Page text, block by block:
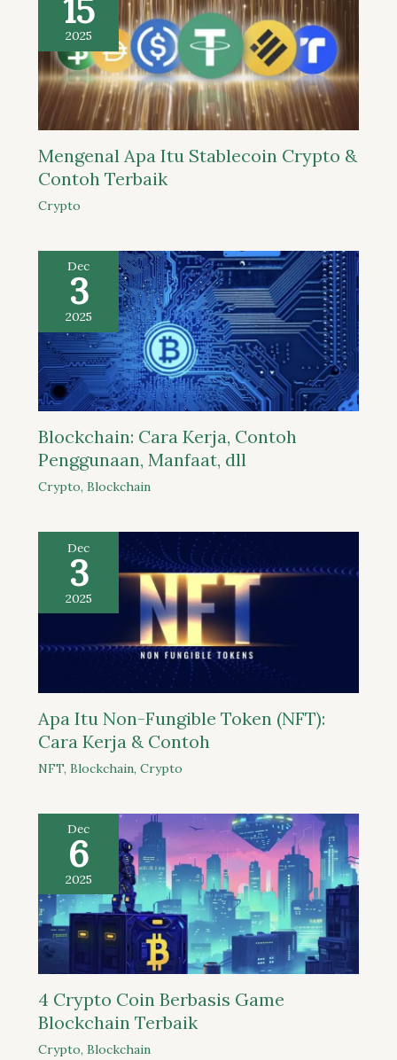
15
2025
Mengenal Apa Itu Stablecoin Crypto &
Contoh Terbaik
Crypto
Dec
3
2025
Blockchain: Cara Kerja, Contoh
Penggunaan, Manfaat, dll
Crypto, Blockchain
Dec
3
2025
Apa Itu Non-Fungible Token (NFT):
Cara Kerja & Contoh
NFT, Blockchain, Crypto
Dec
6
2025
4 Crypto Coin Berbasis Game
Blockchain Terbaik
Crypto, Blockchain